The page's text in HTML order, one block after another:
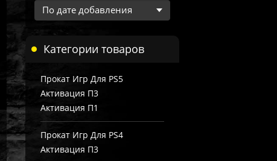
Категории товаров
Прокат Игр Для PS5
Активация П3
Активация П1
Прокат Игр Для PS4
Активация П3